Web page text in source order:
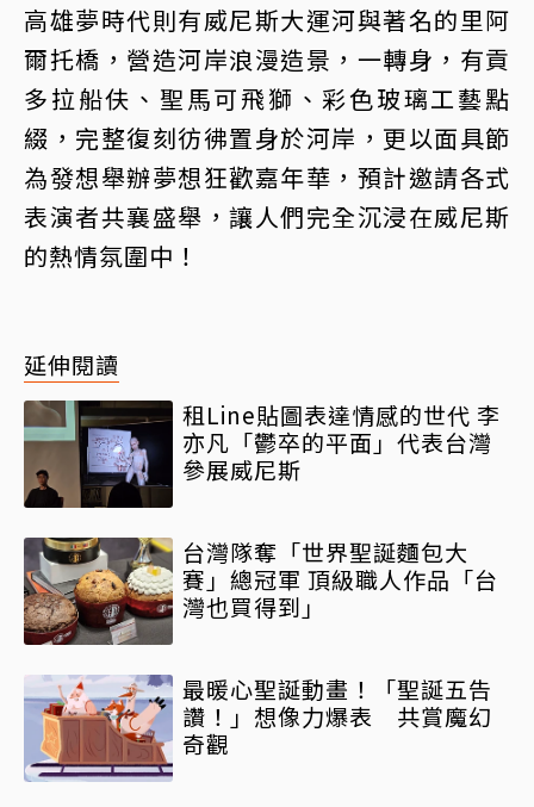
高雄夢時代則有威尼斯大運河與著名的里阿
爾托橋，營造河岸浪漫造景，一轉身，有貢
多拉船伕、聖馬可飛獅、彩色玻璃工藝點
綴，完整復刻彷彿置身於河岸，更以面具節
為發想舉辦夢想狂歡嘉年華，預計邀請各式
表演者共襄盛舉，讓人們完全沉浸在威尼斯
的熱情氛圍中！
延伸閱讀
租Line貼圖表達情感的世代 李
亦凡「鬱卒的平面」代表台灣
參展威尼斯
台灣隊奪「世界聖誕麵包大
賽」總冠軍 頂級職人作品「台
灣也買得到」
最暖心聖誕動畫！「聖誕五告
讚！」想像力爆表 共賞魔幻
奇觀